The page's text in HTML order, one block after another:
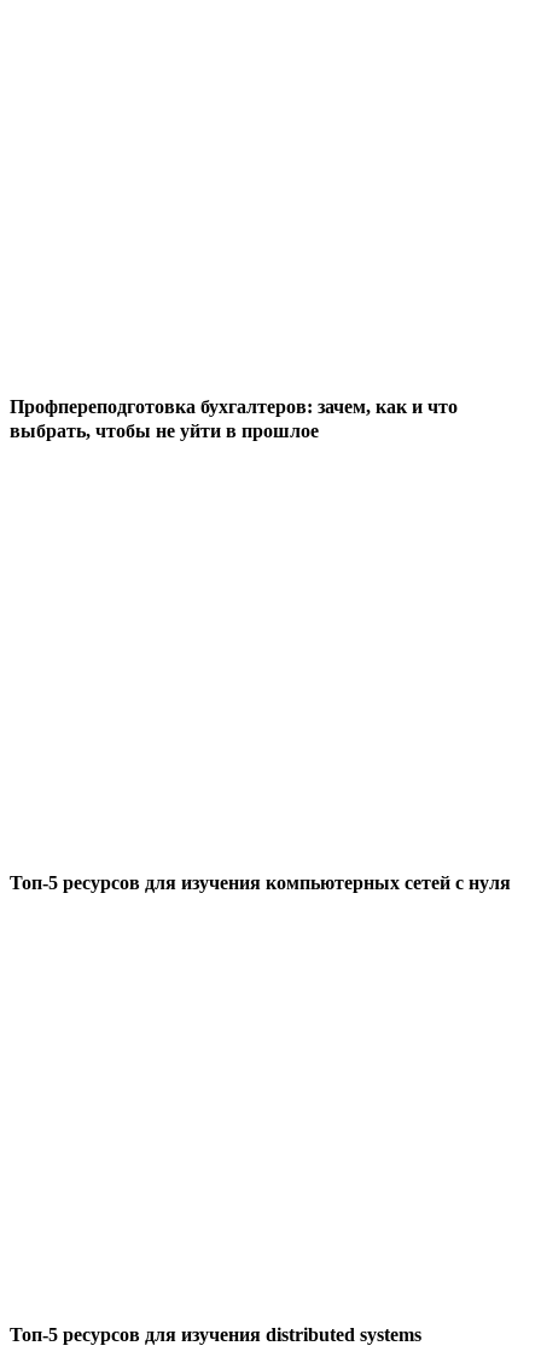
Профпереподготовка бухгалтеров: зачем, как и что
выбрать, чтобы не уйти в прошлое
Топ-5 ресурсов для изучения компьютерных сетей с нуля
Топ-5 ресурсов для изучения distributed systems